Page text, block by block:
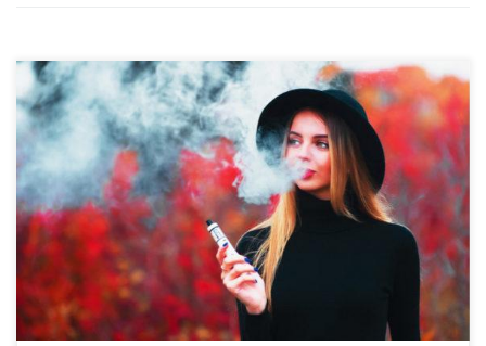
Michigan w końcu zakazuje stosowania octanu witaminy E w
produktach do wapowania. Michigan wreszcie zakazało
sprzedawcom marihuany sprzedawania produktów cannabis
zawierających octan witaminy E, chemicznego dodatku
związanego ze śmiertelną chorobą płuc, która, jak się uważa,
spowodowała śmierć ponad 49 osób oraz zachorowań ponad
2290 innych osób w całym kraju. Stanowa […]